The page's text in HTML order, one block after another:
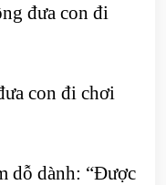
đưa con đi
con đi chơi
dỗ dành: “Được